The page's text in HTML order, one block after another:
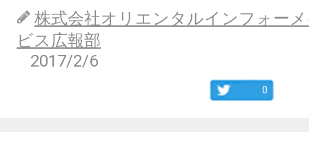
株式会社オリエンタルインフォー
ビス広報部
2017/2/6
0